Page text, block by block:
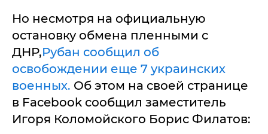
Но несмотря на официальную
остановку обмена пленными с
ДНР,Рубан сообщил об
освобождении еще 7 украинских
военных. Об этом на своей странице
в Facebook сообщил заместитель
Игоря Коломойского Борис Филатов: